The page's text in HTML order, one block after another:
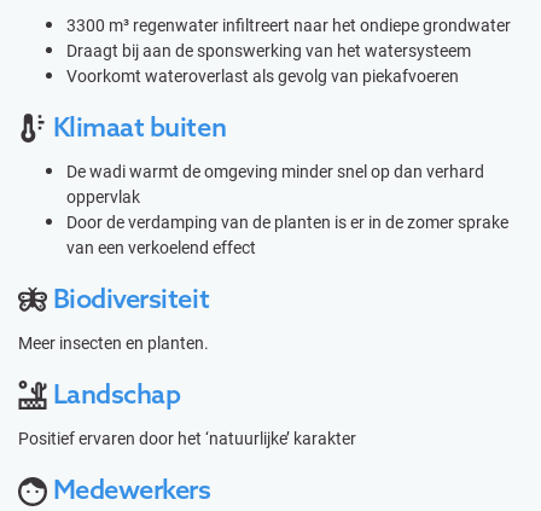
3300 m³ regenwater infiltreert naar het ondiepe grondwater
Draagt bij aan de sponswerking van het watersysteem
Voorkomt wateroverlast als gevolg van piekafvoeren
Klimaat buiten
De wadi warmt de omgeving minder snel op dan verhard
oppervlak
Door de verdamping van de planten is er in de zomer sprake
van een verkoelend effect
Biodiversiteit
Meer insecten en planten.
Landschap
Positief ervaren door het ‘natuurlijke’ karakter
Medewerkers